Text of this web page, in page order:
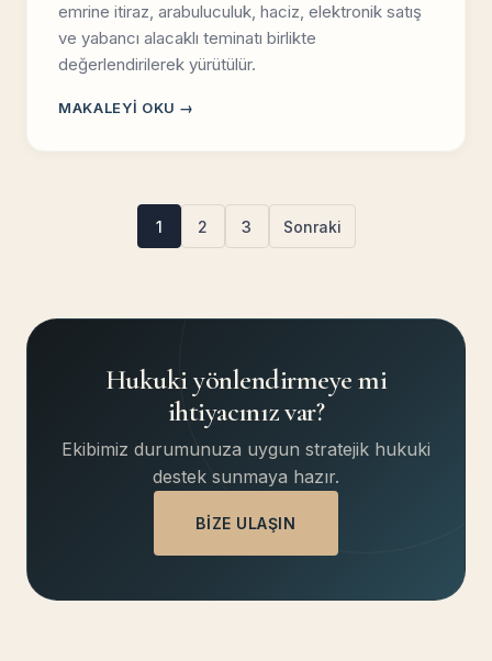
emrine itiraz, arabuluculuk, haciz, elektronik satış
ve yabancı alacaklı teminatı birlikte
değerlendirilerek yürütülür.
MAKALEYI OKU →
sayfalaması
1 2 3 Sonraki
Hukuki yönlendirmeye mi
ihtiyacınız var?
Ekibimiz durumunuza uygun stratejik hukuki
destek sunmaya hazır.
BIZE ULAŞIN